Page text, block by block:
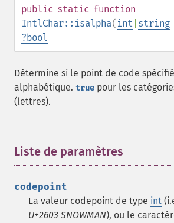
public static function
IntlChar::isalpha( int string
?bool
Détermine si le point de code
alphabétique. true pour les
(lettres).
Liste de paramètres
codepoint
La valeur codepoint de type int
U+2603 SNOWMAN), ou le